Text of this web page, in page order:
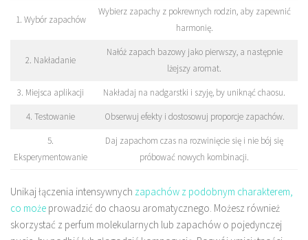
1. Wybór zapachów
Wybierz zapachy z pokrewnych rodzin, aby zapewnić
harmonię.
2. Nakładanie
Nałóż zapach bazowy jako pierwszy, a następnie
lżejszy aromat.
3. Miejsca aplikacji Nakładaj na nadgarstki i szyję, by uniknąć chaosu.
4. Testowanie Obserwuj efekty i dostosowuj proporcje zapachów.
5.
Eksperymentowanie
Daj zapachom czas na rozwinięcie się i nie bój się
próbować nowych kombinacji.
Unikaj łączenia intensywnych zapachów z podobnym charakterem,
co może prowadzić do chaosu aromatycznego. Możesz również
skorzystać z perfum molekularnych lub zapachów o pojedynczej